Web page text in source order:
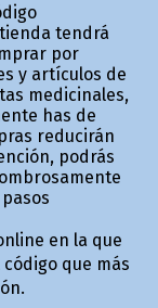
tendrá
por
y artículos de
medicinales,
has de
reducirán
podrás
en la que
que más